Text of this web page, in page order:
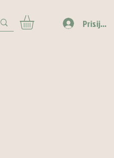
Prisijungti